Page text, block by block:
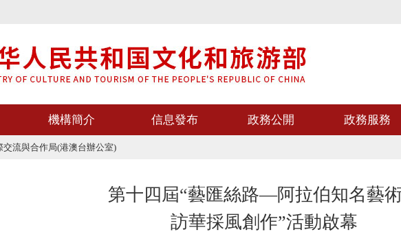
機構簡介 信息發布 政務公開 政務服務
交流與合作局(港澳台辦公室)
第十四屆“藝匯絲路—阿拉伯知名藝
訪華採風創作”活動啟幕